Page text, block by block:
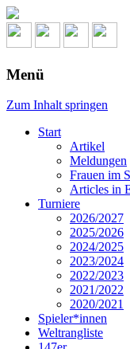
Menü
Zum Inhalt springen
Start
Artikel
Meldungen
Frauen im
Articles in
Turniere
2026/2027
2025/2026
2024/2025
2023/2024
2022/2023
2021/2022
2020/2021
Spieler*innen
Weltrangliste